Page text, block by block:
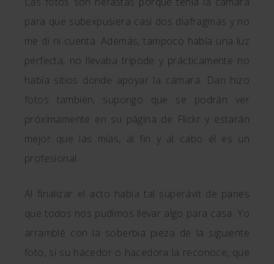
para que subexpusiera casi dos diafragmas y no
me di ni cuenta. Además, tampoco había una luz
perfecta, no llevaba trípode y prácticamente no
había sitios donde apoyar la cámara. Dan hizo
fotos también, supongo que se podrán ver
próximamente en su página de Flickr y estarán
mejor que las mías, al fin y al cabo él es un
profesional.
Al finalizar el acto había tal superávit de panes
que todos nos pudimos llevar algo para casa. Yo
arramblé con la soberbia pieza de la siguiente
foto, si su hacedor o hacedora la reconoce, que